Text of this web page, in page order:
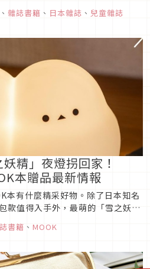
滿巧思的玩具贈品家裡小朋友肯定
、 雜誌書籍 、 日本雜誌 、 兒童雜誌
精」夜燈拐回家！
本贈品最新情報
本有什麼精采好物。除了日本知名
款值得入手外，最萌的「雪之妖
讓人直呼捨不得用，想知道還有哪
書籍 、 MOOK